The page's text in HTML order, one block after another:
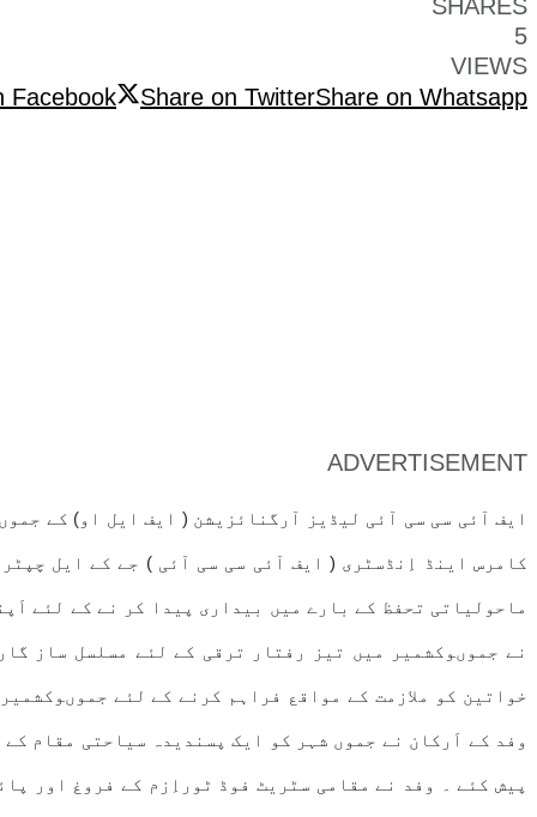
SHARES
5
VIEWS
Facebook
Share on TwitterShare on Whatsapp
ADVERTISEMENT
ایف آئی سی سی آئی لیڈیز آرگنائزیشن ( ایف ایل او) کے
کامرس اینڈ اِنڈسٹری ( ایف آئی سی سی آئی ) جے کے ایل
ماحولیاتی تحفظ کے بارے میں بیداری پیدا کر نے کے لئے
نے جموںوکشمیر میں تیز رفتار ترقی کے لئے مسلسل ساز
خواتین کو ملازمت کے مواقع فراہم کرنے کے لئے
وفد کے اَرکان نے جموں شہر کو ایک پسندیدہ سیاحتی مقام
پیش کئے ۔ وفد نے مقامی سٹریٹ فوڈ ٹوراِزم کے فروغ اور